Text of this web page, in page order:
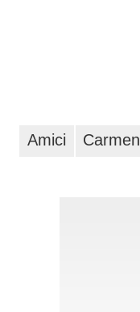
Amici Carmen